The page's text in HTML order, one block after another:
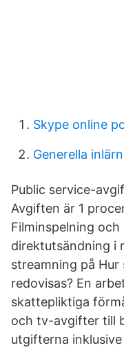
Skype online
Generella
Public service-
Avgiften är 1
Filminspelning
direktutsändning i
streamning på
redovisas? En
skattepliktiga
och tv-avgifter till
utgifterna